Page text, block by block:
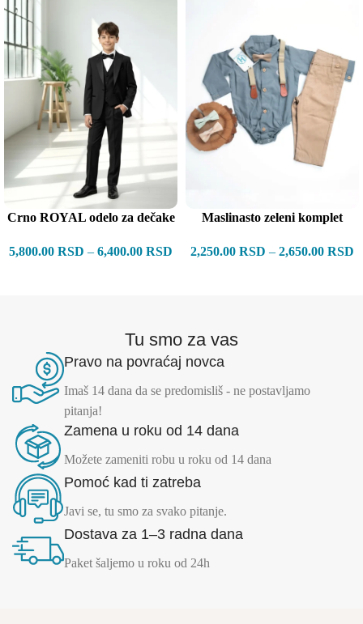
Crno ROYAL odelo za dečake
5,800.00 RSD – 6,400.00 RSD
Maslinasto zeleni komplet
2,250.00 RSD – 2,650.00 RSD
Tu smo za vas
Pravo na povraćaj novca
Imaš 14 dana da se predomisliš - ne postavljamo
pitanja!
Zamena u roku od 14 dana
Možete zameniti robu u roku od 14 dana
Pomoć kad ti zatreba
Javi se, tu smo za svako pitanje.
Dostava za 1–3 radna dana
Paket šaljemo u roku od 24h